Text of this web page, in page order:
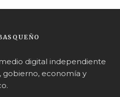
digital independiente
gobierno, economía y